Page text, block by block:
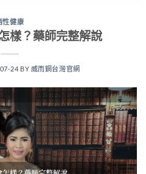
性健康
樣？藥師完整解說
24 BY 威而鋼台灣官網